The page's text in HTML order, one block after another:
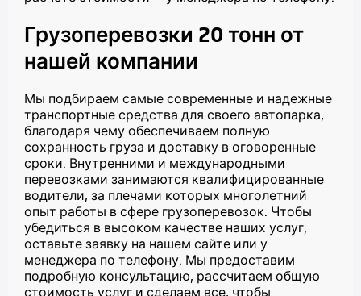
Грузоперевозки 20 тонн от
нашей компании
Мы подбираем самые современные и надежные
транспортные средства для своего автопарка,
благодаря чему обеспечиваем полную
сохранность груза и доставку в оговоренные
сроки. Внутренними и международными
перевозками занимаются квалифицированные
водители, за плечами которых многолетний
опыт работы в сфере грузоперевозок. Чтобы
убедиться в высоком качестве наших услуг,
оставьте заявку на нашем сайте или у
менеджера по телефону. Мы предоставим
подробную консультацию, рассчитаем общую
стоимость услуг и сделаем все, чтобы